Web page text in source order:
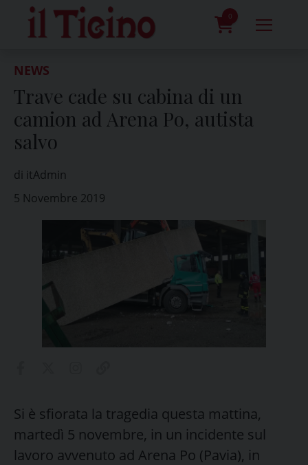
content
0
NEWS
Trave cade su cabina di un
camion ad Arena Po, autista
salvo
di itAdmin
5 Novembre 2019
Si è sfiorata la tragedia questa mattina,
martedì 5 novembre, in un incidente sul
lavoro avvenuto ad Arena Po (Pavia), in